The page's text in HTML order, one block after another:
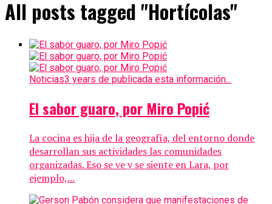
All posts tagged "Hortícolas"
Noticias3 years de publicada esta información...
El sabor guaro, por Miro Popić
La cocina es hija de la geografía, del entorno donde
desarrollan sus actividades las comunidades
organizadas. Eso se ve y se siente en Lara, por
ejemplo,...